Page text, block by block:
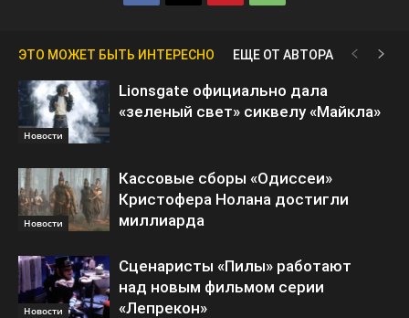
ЭТО МОЖЕТ БЫТЬ ИНТЕРЕСНО ЕЩЕ ОТ АВТОРА
Новости
Lionsgate официально дала
«зеленый свет» сиквелу «Майкла»
Новости
Кассовые сборы «Одиссеи»
Кристофера Нолана достигли
миллиарда
Новости
Сценаристы «Пилы» работают
над новым фильмом серии
«Лепрекон»